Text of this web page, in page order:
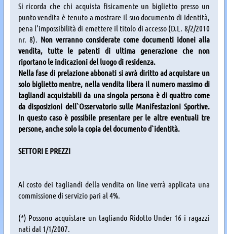
Si ricorda che chi acquista fisicamente un biglietto presso un
punto vendita è tenuto a mostrare il suo documento di identità,
pena l’impossibilità di emettere il titolo di accesso (D.L. 8/2/2010
nr. 8). Non verranno considerate come documenti idonei alla
vendita, tutte le patenti di ultima generazione che non
riportano le indicazioni del luogo di residenza.
Nella fase di prelazione abbonati si avrà diritto ad acquistare un
solo biglietto mentre, nella vendita libera il numero massimo di
tagliandi acquistabili da una singola persona è di quattro come
da disposizioni dell`Osservatorio sulle Manifestazioni Sportive.
In questo caso è possibile presentare per le altre eventuali tre
persone, anche solo la copia del documento d`identità.
SETTORI E PREZZI
Al costo dei tagliandi della vendita on line verrà applicata una
commissione di servizio pari al 4%.
(*) Possono acquistare un tagliando Ridotto Under 16 i ragazzi
nati dal 1/1/2007.